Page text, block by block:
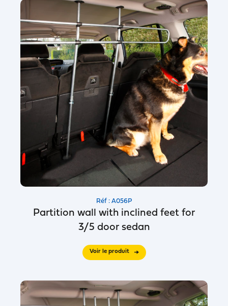
Réf : A056P
Partition wall with inclined feet for
3/5 door sedan
Voir le produit